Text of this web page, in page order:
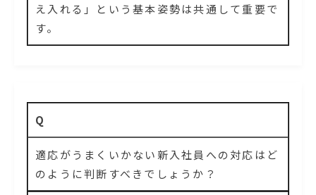
え入れる」という基本姿勢は共通して重要で
す。
Q
適応がうまくいかない新入社員への対応はど
のように判断すべきでしょうか？